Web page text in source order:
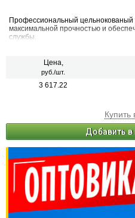
Профессиональный
максимальной прочностью и
службы.
Цена,
руб./шт.
3 617.22
Купить
Добавить в